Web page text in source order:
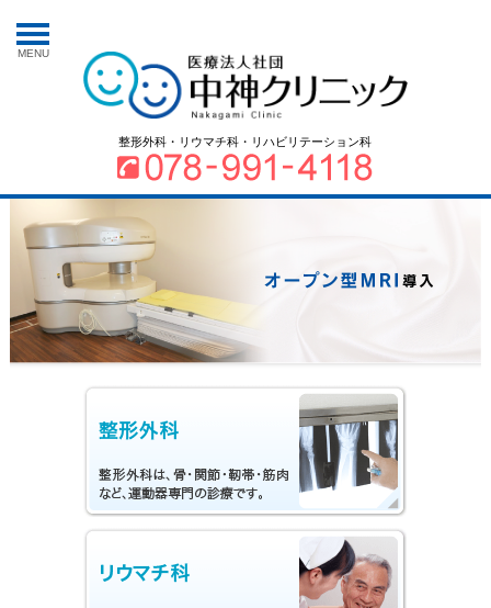
MENU
整形外科・リウマチ科・リハビリテーション科